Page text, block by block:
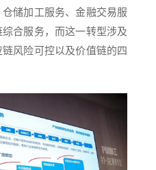
储加工服务、金融交易服
合服务，而这一转型涉及
风险可控以及价值链的四